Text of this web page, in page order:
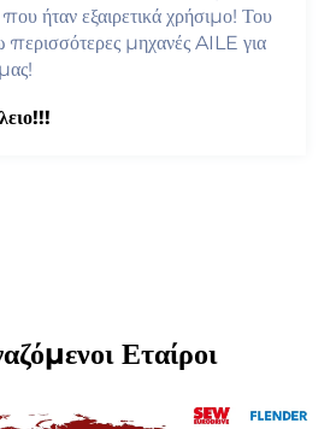
καθαρισμός. Εξαιρετική
Εταίροι